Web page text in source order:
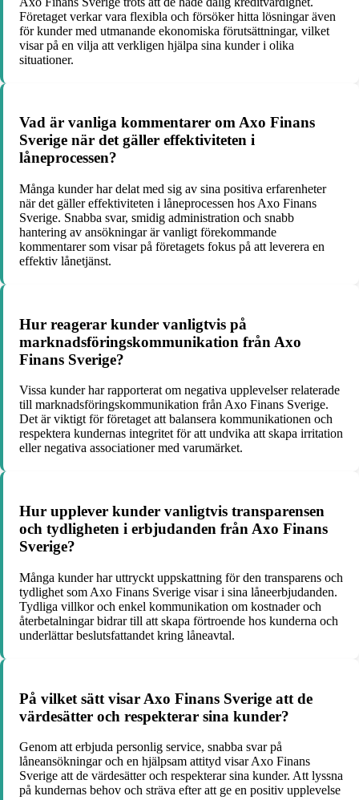
Företaget verkar vara flexibla och försöker hitta lösningar även
för kunder med utmanande ekonomiska förutsättningar, vilket
visar på en vilja att verkligen hjälpa sina kunder i olika
situationer.
Vad är vanliga kommentarer om Axo Finans
Sverige när det gäller effektiviteten i
låneprocessen?
Många kunder har delat med sig av sina positiva erfarenheter
när det gäller effektiviteten i låneprocessen hos Axo Finans
Sverige. Snabba svar, smidig administration och snabb
hantering av ansökningar är vanligt förekommande
kommentarer som visar på företagets fokus på att leverera en
effektiv lånetjänst.
Hur reagerar kunder vanligtvis på
marknadsföringskommunikation från Axo
Finans Sverige?
Vissa kunder har rapporterat om negativa upplevelser relaterade
till marknadsföringskommunikation från Axo Finans Sverige.
Det är viktigt för företaget att balansera kommunikationen och
respektera kundernas integritet för att undvika att skapa irritation
eller negativa associationer med varumärket.
Hur upplever kunder vanligtvis transparensen
och tydligheten i erbjudanden från Axo Finans
Sverige?
Många kunder har uttryckt uppskattning för den transparens och
tydlighet som Axo Finans Sverige visar i sina låneerbjudanden.
Tydliga villkor och enkel kommunikation om kostnader och
återbetalningar bidrar till att skapa förtroende hos kunderna och
underlättar beslutsfattandet kring låneavtal.
På vilket sätt visar Axo Finans Sverige att de
värdesätter och respekterar sina kunder?
Genom att erbjuda personlig service, snabba svar på
låneansökningar och en hjälpsam attityd visar Axo Finans
Sverige att de värdesätter och respekterar sina kunder. Att lyssna
på kundernas behov och sträva efter att ge en positiv upplevelse